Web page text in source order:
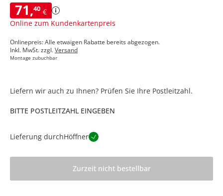
71,40 €
Online zum Kundenkartenpreis
Onlinepreis: Alle etwaigen Rabatte bereits abgezogen.
Inkl. MwSt. zzgl.Versand
Montage zubuchbar
Liefern wir auch zu Ihnen? Prüfen Sie Ihre Postleitzahl.
BITTE POSTLEITZAHL EINGEBEN
Lieferung durchHöffner
Zurzeit nicht bestellbar